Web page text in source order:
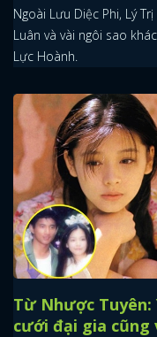
Ngoài Lưu Diệc Phi, Lý
Luân và vài ngôi sao
Lực Hoành.
Từ Nhược Tuyên:
cưới đại gia cũng